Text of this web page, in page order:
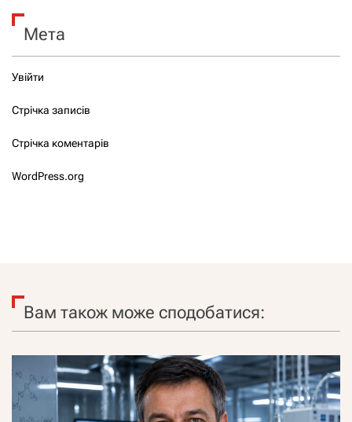
Мета
Увійти
Стрічка записів
Стрічка коментарів
WordPress.org
Вам також може сподобатися: